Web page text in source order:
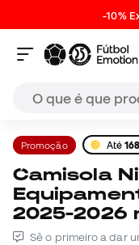
-10%
Promoção Até 168
Camisola Nike RCD Mallorca
2025-2026
Sê o primeiro a dar